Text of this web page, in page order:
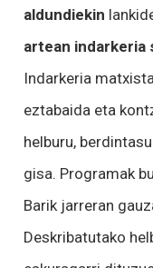
aldundiekin
artean indarkeria
Indarkeria
eztabaida eta
helburu,
gisa. Programak
Barik jarreran
Deskribatutako